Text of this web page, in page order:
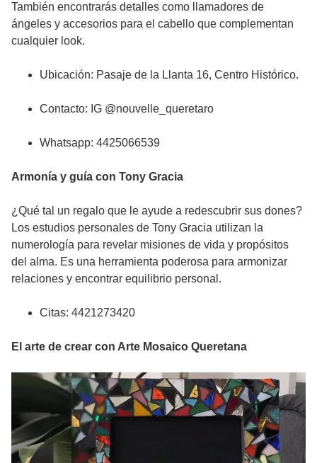
También encontrarás detalles como llamadores de
ángeles y accesorios para el cabello que complementan
cualquier look.
Ubicación: Pasaje de la Llanta 16, Centro Histórico.
Contacto: IG @nouvelle_queretaro
Whatsapp: 4425066539
Armonía y guía con Tony Gracia
¿Qué tal un regalo que le ayude a redescubrir sus dones?
Los estudios personales de Tony Gracia utilizan la
numerología para revelar misiones de vida y propósitos
del alma. Es una herramienta poderosa para armonizar
relaciones y encontrar equilibrio personal.
Citas: 4421273420
El arte de crear con Arte Mosaico Queretana